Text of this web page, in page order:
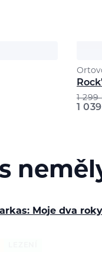
1 299
1 039
Moje dva